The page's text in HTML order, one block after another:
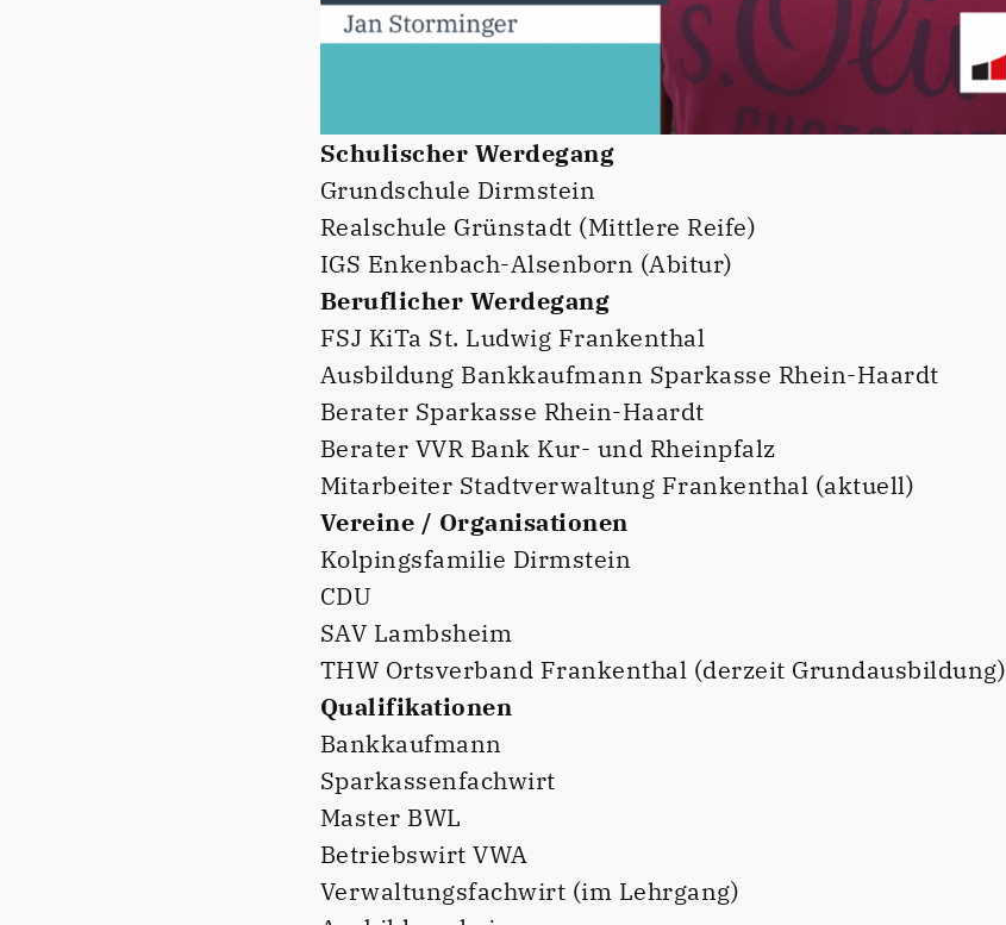
Schulischer Werdegang
Grundschule Dirmstein
Realschule Grünstadt (Mittlere Reife)
IGS Enkenbach-Alsenborn (Abitur)
Beruflicher Werdegang
FSJ KiTa St. Ludwig Frankenthal
Ausbildung Bankkaufmann Sparkasse Rhein-Haardt
Berater Sparkasse Rhein-Haardt
Berater VVR Bank Kur- und Rheinpfalz
Mitarbeiter Stadtverwaltung Frankenthal (aktuell)
Vereine / Organisationen
Kolpingsfamilie Dirmstein
CDU
SAV Lambsheim
THW Ortsverband Frankenthal (derzeit Grundausbildung)
Qualifikationen
Bankkaufmann
Sparkassenfachwirt
Master BWL
Betriebswirt VWA
Verwaltungsfachwirt (im Lehrgang)